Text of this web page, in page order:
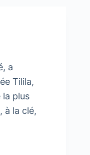
a
Tilila,
la plus
à la clé,